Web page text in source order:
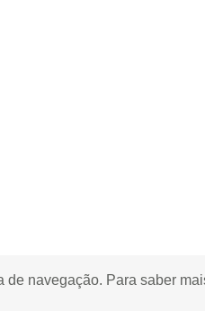
navegação. Para saber